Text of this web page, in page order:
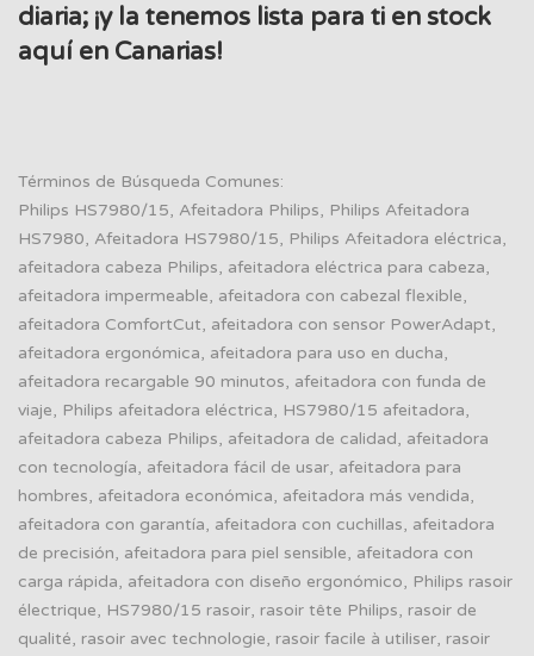
diaria; ¡y la tenemos lista para ti en stock
aquí en Canarias!
Términos de Búsqueda Comunes:
Philips HS7980/15, Afeitadora Philips, Philips Afeitadora
HS7980, Afeitadora HS7980/15, Philips Afeitadora eléctrica,
afeitadora cabeza Philips, afeitadora eléctrica para cabeza,
afeitadora impermeable, afeitadora con cabezal flexible,
afeitadora ComfortCut, afeitadora con sensor PowerAdapt,
afeitadora ergonómica, afeitadora para uso en ducha,
afeitadora recargable 90 minutos, afeitadora con funda de
viaje, Philips afeitadora eléctrica, HS7980/15 afeitadora,
afeitadora cabeza Philips, afeitadora de calidad, afeitadora
con tecnología, afeitadora fácil de usar, afeitadora para
hombres, afeitadora económica, afeitadora más vendida,
afeitadora con garantía, afeitadora con cuchillas, afeitadora
de precisión, afeitadora para piel sensible, afeitadora con
carga rápida, afeitadora con diseño ergonómico, Philips rasoir
électrique, HS7980/15 rasoir, rasoir tête Philips, rasoir de
qualité, rasoir avec technologie, rasoir facile à utiliser, rasoir